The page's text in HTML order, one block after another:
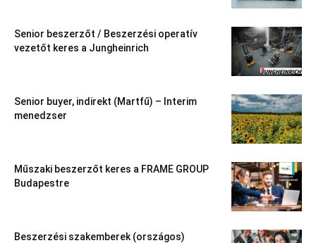
Senior beszerzőt / Beszerzési operatív
vezetőt keres a Jungheinrich
Senior buyer, indirekt (Martfű) – Interim
menedzser
Műszaki beszerzőt keres a FRAME GROUP
Budapestre
Beszerzési szakemberek (országos)